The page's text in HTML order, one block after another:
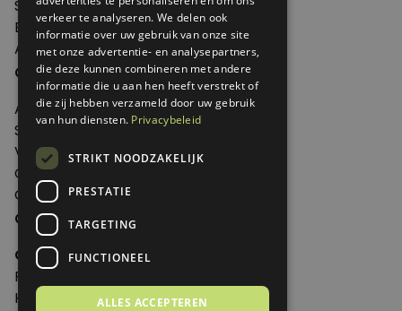
Shop
Edities
Abonneren
Over Genoeg
Adverteren
Samenwerken
Verkooppunten
Over Genoeg
Contact
Contactgegevens
Genoeg
Postbus 595 - 3700 AN Zeist
Huis ter Heideweg 13 - 3705MA Zeist
verkeer te analyseren. We delen ook
informatie over uw gebruik van onze site
met onze advertentie- en analysepartners,
die deze kunnen combineren met andere
informatie die u aan hen heeft verstrekt of
die zij hebben verzameld door uw gebruik
van hun diensten. Privacybeleid
STRIKT NOODZAKELIJK
PRESTATIE
TARGETING
FUNCTIONEEL
ALLES ACCEPTEREN